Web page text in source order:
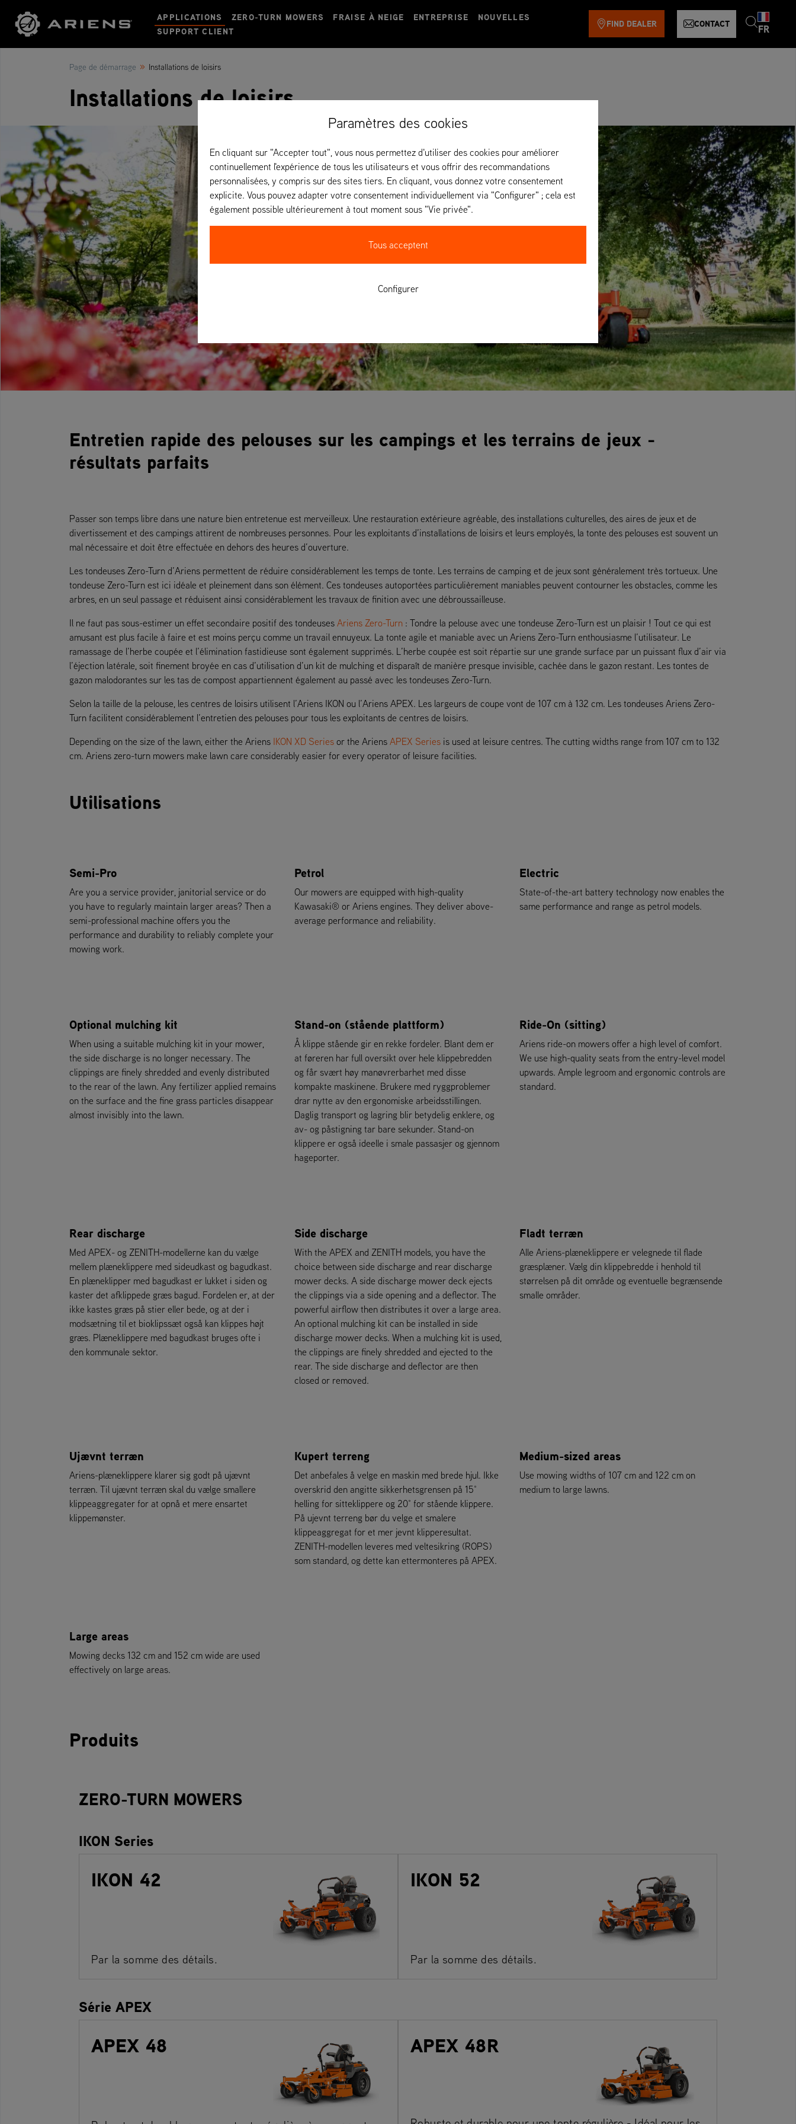
APPLICATIONS ZERO-TURN MOWERS FRAISE À NEIGE ENTREPRISE
NOUVELLES
SUPPORT CLIENT
FIND DEALER CONTACT FR
Page de démarrage » Installations de loisirs
Installations de loisirs
Entretien rapide des pelouses sur les campings et les terrains de jeux -
résultats parfaits
Passer son temps libre dans une nature bien entretenue est merveilleux. Une restauration extérieure agréable, des installations culturelles, des aires de jeux et de
divertissement et des campings attirent de nombreuses personnes. Pour les exploitants d’installations de loisirs et leurs employés, la tonte des pelouses est souvent un
mal nécessaire et doit être effectuée en dehors des heures d’ouverture.
Les tondeuses Zero-Turn d’Ariens permettent de réduire considérablement les temps de tonte. Les terrains de camping et de jeux sont généralement très tortueux. Une
tondeuse Zero-Turn est ici idéale et pleinement dans son élément. Ces tondeuses autoportées particulièrement maniables peuvent contourner les obstacles, comme les
arbres, en un seul passage et réduisent ainsi considérablement les travaux de finition avec une débroussailleuse.
Il ne faut pas sous-estimer un effet secondaire positif des tondeuses Ariens Zero-Turn : Tondre la pelouse avec une tondeuse Zero-Turn est un plaisir ! Tout ce qui est
amusant est plus facile à faire et est moins perçu comme un travail ennuyeux. La tonte agile et maniable avec un Ariens Zero-Turn enthousiasme l’utilisateur. Le
ramassage de l’herbe coupée et l’élimination fastidieuse sont également supprimés. L’herbe coupée est soit répartie sur une grande surface par un puissant flux d’air via
l’éjection latérale, soit finement broyée en cas d’utilisation d’un kit de mulching et disparaît de manière presque invisible, cachée dans le gazon restant. Les tontes de
gazon malodorantes sur les tas de compost appartiennent également au passé avec les tondeuses Zero-Turn.
Selon la taille de la pelouse, les centres de loisirs utilisent l’Ariens IKON ou l’Ariens APEX. Les largeurs de coupe vont de 107 cm à 132 cm. Les tondeuses Ariens Zero-
Turn facilitent considérablement l’entretien des pelouses pour tous les exploitants de centres de loisirs.
Depending on the size of the lawn, either the Ariens IKON XD Series or the Ariens APEX Series is used at leisure centres. The cutting widths range from 107 cm to 132
cm. Ariens zero-turn mowers make lawn care considerably easier for every operator of leisure facilities.
Utilisations
Semi-Pro
Are you a service provider, janitorial service or do
you have to regularly maintain larger areas? Then a
semi-professional machine offers you the
performance and durability to reliably complete your
mowing work.
Petrol
Our mowers are equipped with high-quality
Kawasaki® or Ariens engines. They deliver above-
average performance and reliability.
Electric
State-of-the-art battery technology now enables the
same performance and range as petrol models.
Optional mulching kit
When using a suitable mulching kit in your mower,
the side discharge is no longer necessary. The
clippings are finely shredded and evenly distributed
to the rear of the lawn. Any fertilizer applied remains
on the surface and the fine grass particles disappear
almost invisibly into the lawn.
Stand-on (stående plattform)
Å klippe stående gir en rekke fordeler. Blant dem er
at føreren har full oversikt over hele klippebredden
og får svært høy manøvrerbarhet med disse
kompakte maskinene. Brukere med ryggproblemer
drar nytte av den ergonomiske arbeidsstillingen.
Daglig transport og lagring blir betydelig enklere, og
av- og påstigning tar bare sekunder. Stand-on
klippere er også ideelle i smale passasjer og gjennom
hageporter.
Ride-On (sitting)
Ariens ride-on mowers offer a high level of comfort.
We use high-quality seats from the entry-level model
upwards. Ample legroom and ergonomic controls are
standard.
Rear discharge
Med APEX- og ZENITH-modellerne kan du vælge
mellem plæneklippere med sideudkast og bagudkast.
En plæneklipper med bagudkast er lukket i siden og
kaster det afklippede græs bagud. Fordelen er, at der
ikke kastes græs på stier eller bede, og at der i
modsætning til et bioklipssæt også kan klippes højt
græs. Plæneklippere med bagudkast bruges ofte i
den kommunale sektor.
Side discharge
With the APEX and ZENITH models, you have the
choice between side discharge and rear discharge
mower decks. A side discharge mower deck ejects
the clippings via a side opening and a deflector. The
powerful airflow then distributes it over a large area.
An optional mulching kit can be installed in side
discharge mower decks. When a mulching kit is used,
the clippings are finely shredded and ejected to the
rear. The side discharge and deflector are then
closed or removed.
Fladt terræn
Alle Ariens-plæneklippere er velegnede til flade
græsplæner. Vælg din klippebredde i henhold til
størrelsen på dit område og eventuelle begrænsende
smalle områder.
Ujævnt terræn
Ariens-plæneklippere klarer sig godt på ujævnt
terræn. Til ujævnt terræn skal du vælge smallere
klippeaggregater for at opnå et mere ensartet
klippemønster.
Kupert terreng
Det anbefales å velge en maskin med brede hjul. Ikke
overskrid den angitte sikkerhetsgrensen på 15°
helling for sitteklippere og 20° for stående klippere.
På ujevnt terreng bør du velge et smalere
klippeaggregat for et mer jevnt klipperesultat.
ZENITH-modellen leveres med veltesikring (ROPS)
som standard, og dette kan ettermonteres på APEX.
Medium-sized areas
Use mowing widths of 107 cm and 122 cm on
medium to large lawns.
Large areas
Mowing decks 132 cm and 152 cm wide are used
effectively on large areas.
Produits
ZERO-TURN MOWERS
IKON Series
IKON 42
Par la somme des détails.
IKON 52
Par la somme des détails.
Série APEX
APEX 48 APEX 48R
Paramètres des cookies
En cliquant sur "Accepter tout", vous nous permettez d'utiliser des cookies pour améliorer
continuellement l'expérience de tous les utilisateurs et vous offrir des recommandations
personnalisées, y compris sur des sites tiers. En cliquant, vous donnez votre consentement
explicite. Vous pouvez adapter votre consentement individuellement via "Configurer" ; cela est
également possible ultérieurement à tout moment sous "Vie privée".
Tous acceptent
Configurer